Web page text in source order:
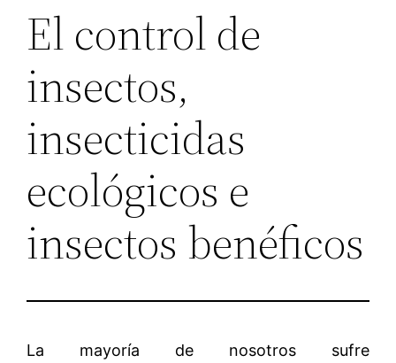
El control de
insectos,
insecticidas
ecológicos e
insectos benéficos
La mayoría de nosotros sufre